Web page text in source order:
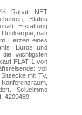
Rabatt NET
Status
Erstattung
nah
Herzen eines
Büros und
wichtigsten
FLAT 1 von
voll
mit TV,
Solucimmo
4209489